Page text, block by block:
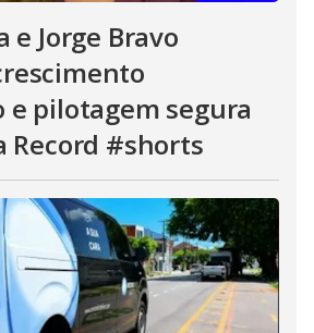
e Jorge Bravo
pilotagem segura
Record #shorts